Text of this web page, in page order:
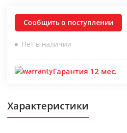
Сообщить о поступлении
Нет в наличии
Гарантия 12 мес.
Характеристики